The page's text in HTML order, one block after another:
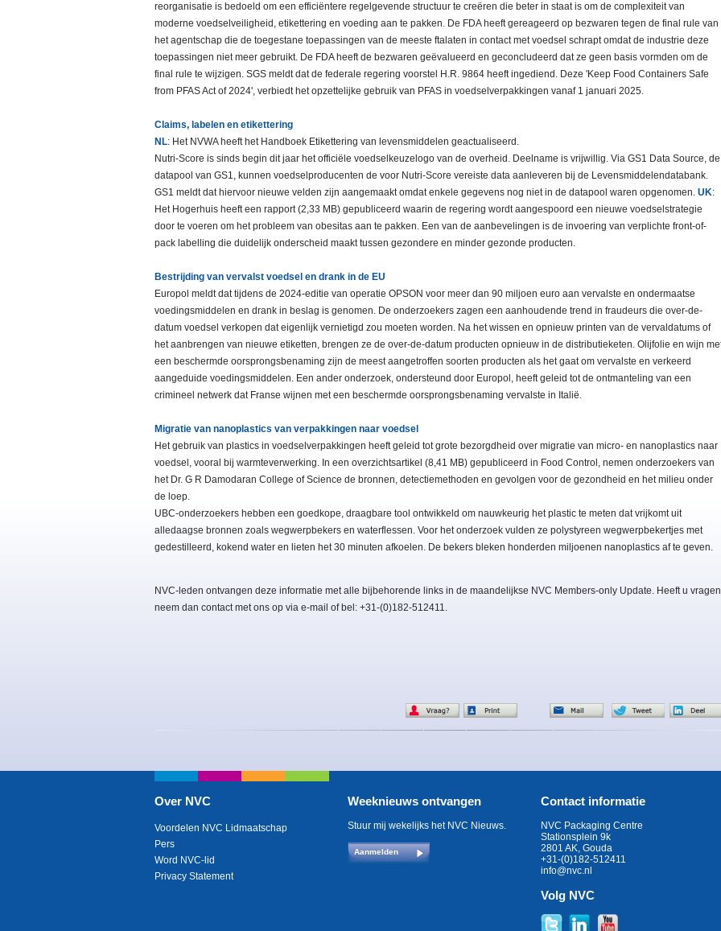
reorganisatie is bedoeld om een efficiëntere regelgevende structuur te creëren die beter in staat is om de complexiteit van
moderne voedselveiligheid, etikettering en voeding aan te pakken. De FDA heeft gereageerd op bezwaren tegen de final rule van
het agentschap die de toegestane toepassingen van de meeste ftalaten in contact met voedsel schrapt omdat de industrie deze
toepassingen niet meer gebruikt. De FDA heeft de bezwaren geëvalueerd en geconcludeerd dat ze geen basis vormden om de
final rule te wijzigen. SGS meldt dat de federale regering voorstel H.R. 9864 heeft ingediend. Deze 'Keep Food Containers Safe
from PFAS Act of 2024', verbiedt het opzettelijke gebruik van PFAS in voedselverpakkingen vanaf 1 januari 2025.
Claims, labelen en etikettering
NL: Het NVWA heeft het Handboek Etikettering van levensmiddelen geactualiseerd.
Nutri-Score is sinds begin dit jaar het officiële voedselkeuzelogo van de overheid. Deelname is vrijwillig. Via GS1 Data Source, de
datapool van GS1, kunnen voedselproducenten de voor Nutri-Score vereiste data aanleveren bij de Levensmiddelendatabank.
GS1 meldt dat hiervoor nieuwe velden zijn aangemaakt omdat enkele gegevens nog niet in de datapool waren opgenomen. UK:
Het Hogerhuis heeft een rapport (2,33 MB) gepubliceerd waarin de regering wordt aangespoord een nieuwe voedselstrategie
door te voeren om het probleem van obesitas aan te pakken. Een van de aanbevelingen is de invoering van verplichte front-of-
pack labelling die duidelijk onderscheid maakt tussen gezondere en minder gezonde producten.
Bestrijding van vervalst voedsel en drank in de EU
Europol meldt dat tijdens de 2024-editie van operatie OPSON voor meer dan 90 miljoen euro aan vervalste en ondermaatse
voedingsmiddelen en drank in beslag is genomen. De onderzoekers zagen een aanhoudende trend in fraudeurs die over-de-
datum voedsel verkopen dat eigenlijk vernietigd zou moeten worden. Na het wissen en opnieuw printen van de vervaldatums of
het aanbrengen van nieuwe etiketten, brengen ze de over-de-datum producten opnieuw in de distributieketen. Olijfolie en wijn
een beschermde oorsprongsbenaming zijn de meest aangetroffen soorten producten als het gaat om vervalste en verkeerd
aangeduide voedingsmiddelen. Een ander onderzoek, ondersteund door Europol, heeft geleid tot de ontmanteling van een
crimineel netwerk dat Franse wijnen met een beschermde oorsprongsbenaming vervalste in Italië.
Migratie van nanoplastics van verpakkingen naar voedsel
Het gebruik van plastics in voedselverpakkingen heeft geleid tot grote bezorgdheid over migratie van micro- en nanoplastics naar
voedsel, vooral bij warmteverwerking. In een overzichtsartikel (8,41 MB) gepubliceerd in Food Control, nemen onderzoekers van
het Dr. G R Damodaran College of Science de bronnen, detectiemethoden en gevolgen voor de gezondheid en het milieu onder
de loep.
UBC-onderzoekers hebben een goedkope, draagbare tool ontwikkeld om nauwkeurig het plastic te meten dat vrijkomt uit
alledaagse bronnen zoals wegwerpbekers en waterflessen. Voor het onderzoek vulden ze polystyreen wegwerpbekertjes met
gedestilleerd, kokend water en lieten het 30 minuten afkoelen. De bekers bleken honderden miljoenen nanoplastics af te geven.
NVC-leden ontvangen deze informatie met alle bijbehorende links in de maandelijkse NVC Members-only Update. Heeft u
neem dan contact met ons op via e-mail of bel: +31-(0)182-512411.
Over NVC
Voordelen NVC Lidmaatschap
Pers
Word NVC-lid
Privacy Statement
Weeknieuws ontvangen
Stuur mij wekelijks het NVC Nieuws.
Aanmelden
Contact informatie
NVC Packaging Centre
Stationsplein 9k
2801 AK, Gouda
+31-(0)182-512411
info@nvc.nl
Volg NVC